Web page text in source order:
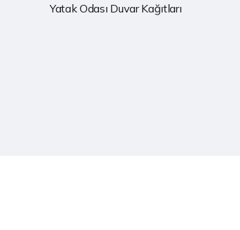
Çocuk Odası Duvar Kağıtları